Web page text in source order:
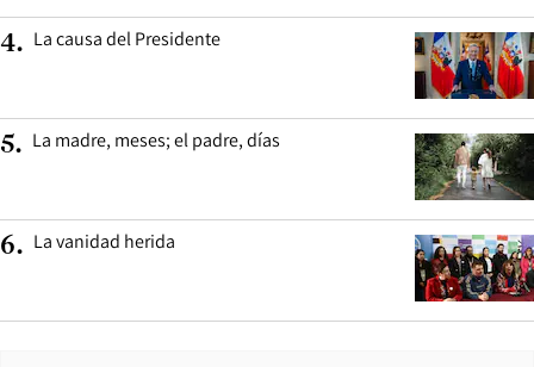
4. La causa del Presidente
5. La madre, meses; el padre, días
6. La vanidad herida